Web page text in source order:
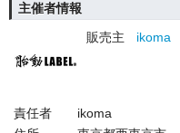
主催者情報
販売主
ikoma
責任者
ikoma